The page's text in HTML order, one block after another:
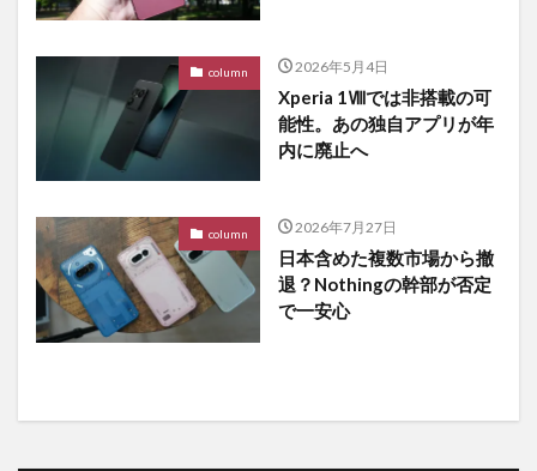
column 2026年5月4日
Xperia 1Ⅷでは非搭載の可
能性。あの独自アプリが年
内に廃止へ
column 2026年7月27日
日本含めた複数市場から撤
退？Nothingの幹部が否定
で一安心